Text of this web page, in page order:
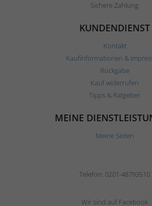
Sichere Zahlung
KUNDENDIENST
Kontakt
Kaufinformationen &
Rückgabe
Kauf widerrufen
Tipps & Ratgeber
MEINE
Meine Seiten
Telefon: 0201-48793510
Wir sind auf Facebook